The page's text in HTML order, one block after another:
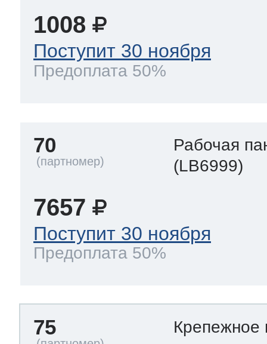
1008
Поступит 30 ноября
Предоплата 50%
70
Рабочая
(LB6999)
7657
Поступит 30 ноября
Предоплата 50%
75 Крепежное